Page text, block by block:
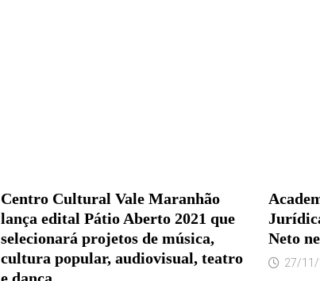
Centro Cultural Vale Maranhão
lança edital Pátio Aberto 2021 que
selecionará projetos de música,
cultura popular, audiovisual, teatro
Neto
27/